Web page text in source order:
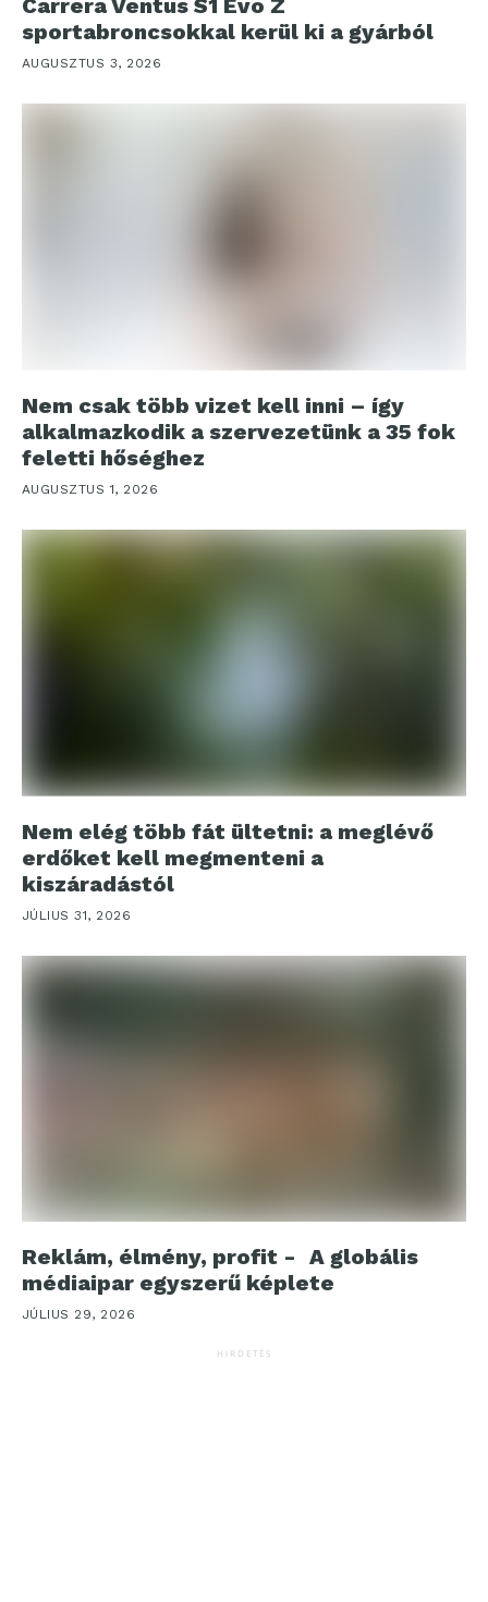
Carrera Ventus S1 Evo Z
sportabroncsokkal kerül ki a gyárból
AUGUSZTUS 3, 2026
Nem csak több vizet kell inni – így
alkalmazkodik a szervezetünk a 35 fok
feletti hőséghez
AUGUSZTUS 1, 2026
Nem elég több fát ültetni: a meglévő
erdőket kell megmenteni a
kiszáradástól
JÚLIUS 31, 2026
Reklám, élmény, profit - A globális
médiaipar egyszerű képlete
JÚLIUS 29, 2026
HIRDETÉS